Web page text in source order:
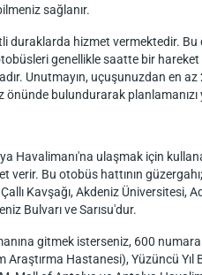
sağlanır.
duraklarda hizmet vermektedir.
genellikle saatte bir
Unutmayın, uçuşunuzdan en
bulundurarak planlamanızı
Havalimanı'na ulaşmak için
verir. Bu otobüs hattının
Kavşağı, Akdeniz
Bulvarı ve Sarısu'dur.
gitmek isterseniz, 600
Araştırma Hastanesi), Yüzüncü